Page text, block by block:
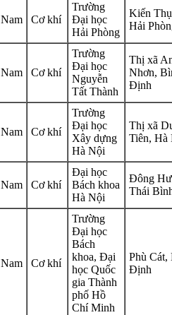
Nam Cơ khí
Trường
Đại học
Hải Phòng
Kiến
Hải
Nam Cơ khí
Trường
Đại học
Nguyễn
Tất Thành
Thị xã
Nhơn,
Định
Nam Cơ khí
Trường
Đại học
Xây dựng
Hà Nội
Thị xã
Tiên, Hà
Nam Cơ khí
Đại học
Bách khoa
Hà Nội
Đông
Thái
Nam Cơ khí
Trường
Đại học
Bách
khoa, Đại
học Quốc
gia Thành
phố Hồ
Chí Minh
Phù Cát,
Định